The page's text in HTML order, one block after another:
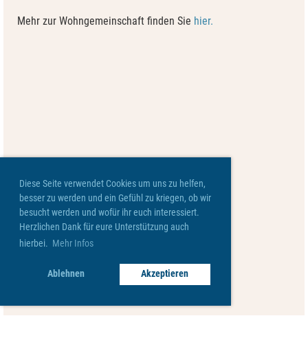
Diese Seite verwendet Cookies um uns zu helfen,
besser zu werden und ein Gefühl zu kriegen, ob wir
besucht werden und wofür ihr euch interessiert.
Herzlichen Dank für eure Unterstützung auch
hierbei. Mehr Infos
Ablehnen Akzeptieren
Mehr zur Wohngemeinschaft finden Sie hier.